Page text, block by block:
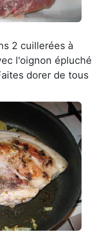
2 cuillerées à
l'oignon épluché
dorer de tous